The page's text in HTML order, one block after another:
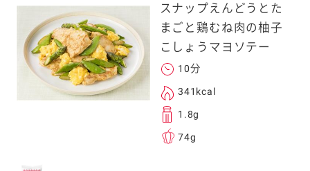
スナップえんどうとた
まごと鶏むね肉の柚子
こしょうマヨソテー
10分
341kcal
1.8g
74g